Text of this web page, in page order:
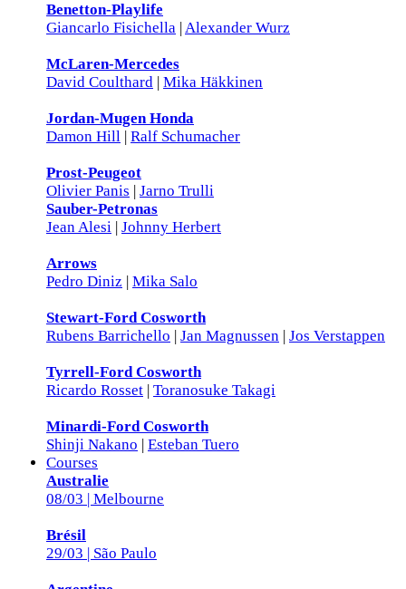
Benetton-Playlife
Giancarlo Fisichella |Alexander Wurz
McLaren-Mercedes
David Coulthard | Mika Häkkinen
Jordan-Mugen Honda
Damon Hill | Ralf Schumacher
Prost-Peugeot
Olivier Panis | Jarno Trulli
Sauber-Petronas
Jean Alesi | Johnny Herbert
Arrows
Pedro Diniz | Mika Salo
Stewart-Ford Cosworth
Rubens Barrichello | Jan Magnussen | Jos Verstappen
Tyrrell-Ford Cosworth
Ricardo Rosset | Toranosuke Takagi
Minardi-Ford Cosworth
Shinji Nakano | Esteban Tuero
Courses
Australie
08/03 | Melbourne
Brésil
29/03 | São Paulo